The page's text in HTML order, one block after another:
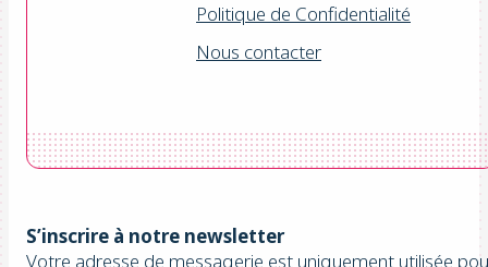
Politique de Confidentialité
Nous contacter
S’inscrire à notre newsletter
Votre adresse de messagerie est uniquement utilisée